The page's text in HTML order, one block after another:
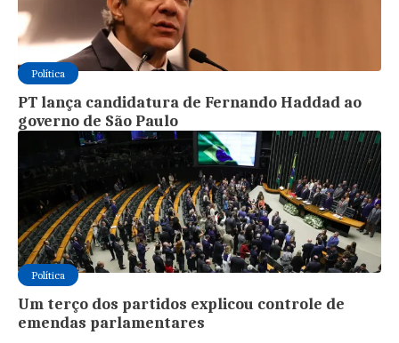
Política
PT lança candidatura de Fernando Haddad ao
governo de São Paulo
Política
Um terço dos partidos explicou controle de
emendas parlamentares